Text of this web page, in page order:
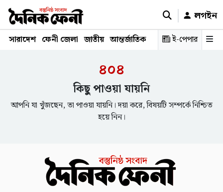
লগইন
সারাদেশ ফেনী জেলা জাতীয় আন্তর্জাতিক রাজনীতি স্বাস্থ্য শিক্ষা
ই-পেপার
৪০৪
কিছু পাওয়া যায়নি
আপনি যা খুঁজছেন, তা পাওয়া যায়নি। দয়া করে, বিষয়টি সম্পর্কে নিশ্চিত
হয়ে নিন।